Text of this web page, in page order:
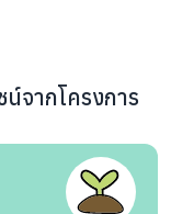
จากโครงการ